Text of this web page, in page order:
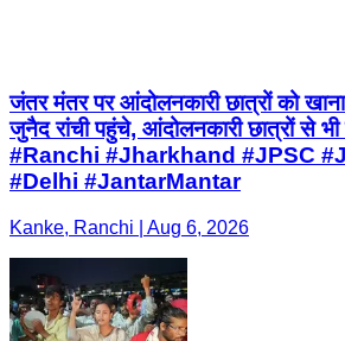
जंतर मंतर पर आंदोलनकारी छात्रों को
जुनैद रांची पहुंचे, आंदोलनकारी छात्रों से
#Ranchi #Jharkhand #JPSC
#Delhi #JantarMantar
Kanke, Ranchi | Aug 6, 2026